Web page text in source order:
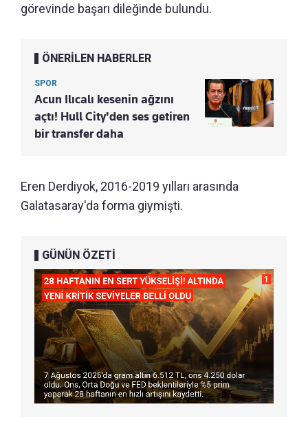
görevinde başarı dileğinde bulundu.
ÖNERİLEN HABERLER
SPOR
Acun Ilıcalı kesenin ağzını
açtı! Hull City'den ses getiren
bir transfer daha
Eren Derdiyok, 2016-2019 yılları arasında
Galatasaray'da forma giymişti.
GÜNÜN ÖZETİ